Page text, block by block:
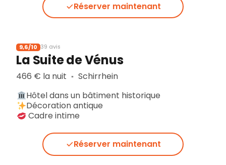
Réserver maintenant
9,6/10 39 avis
La Suite de Vénus
466 € la nuit ▪︎ Schirrhein
Hôtel dans un bâtiment historique
Décoration antique
Cadre intime
Réserver maintenant